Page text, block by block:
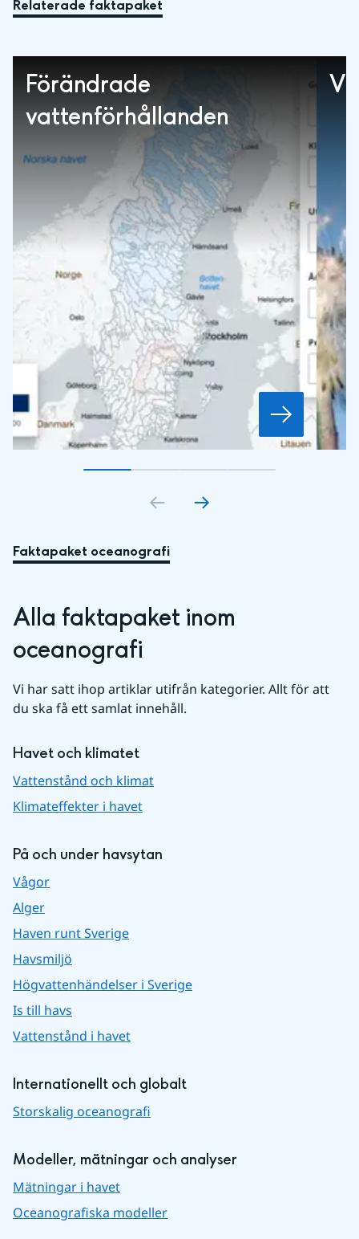
Relaterade faktapaket
Förändrade
vattenförhållanden
Gå till bildkort1
Gå till bildkort2
Gå till bildkort3
Gå till bildkort
Faktapaket oceanografi
Alla faktapaket inom
oceanografi
Vi har satt ihop artiklar utifrån kategorier. Allt för att
du ska få ett samlat innehåll.
Havet och klimatet
Vattenstånd och klimat
Klimateffekter i havet
På och under havsytan
Vågor
Alger
Haven runt Sverige
Havsmiljö
Högvattenhändelser i Sverige
Is till havs
Vattenstånd i havet
Internationellt och globalt
Storskalig oceanografi
Modeller, mätningar och analyser
Mätningar i havet
Oceanografiska modeller